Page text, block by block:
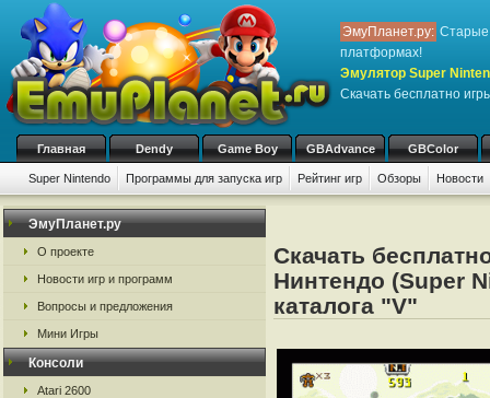
ЭмуПланет.ру: Старые
платформах!
Эмулятор Super
Скачать бесплатно
Главная Dendy Game Boy GBAdvance GBColor
Super Nintendo Программы для запуска игр Рейтинг игр Обзоры Новости
Игры: # A B C D E F G H I
ЭмуПланет.ру
О проекте
Новости игр и программ
Вопросы и предложения
Мини Игры
Консоли
Atari 2600
Скачать
Нинтендо (Super
каталога "V"